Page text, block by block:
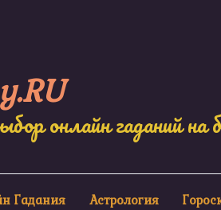
онлайн гаданий
Гадания Астрология